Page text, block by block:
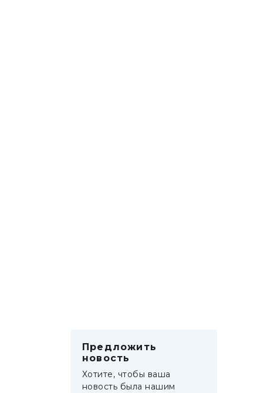
Предложить
новость
Хотите, чтобы ваша
новость была нашим